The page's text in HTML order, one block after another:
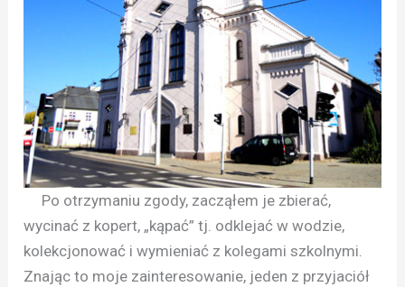
Po otrzymaniu zgody, zacząłem je zbierać,
wycinać z kopert, „kąpać” tj. odklejać w wodzie,
kolekcjonować i wymieniać z kolegami szkolnymi.
Znając to moje zainteresowanie, jeden z przyjaciół